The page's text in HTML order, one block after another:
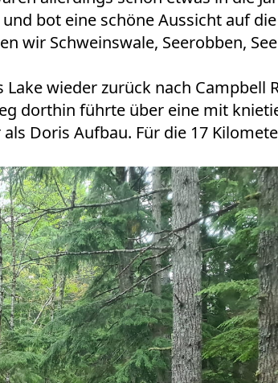
bot eine schöne Aussicht auf
wir Schweinswale, Seerobben,
wieder zurück nach Campbell
dorthin führte über eine mit
Doris Aufbau. Für die 17